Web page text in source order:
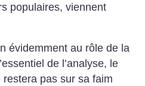
populaires, viennent
évidemment au rôle de la
de l’analyse, le
pas sur sa faim